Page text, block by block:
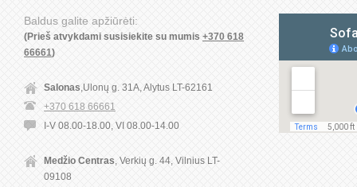
Baldus galite apžiūrėti:
(Prieš atvykdami susisiekite su mumis +370 618
66661)
Salonas ,Ulonų g. 31A, Alytus LT-62161
+370 618 66661
I-V 08.00-18.00, VI 08.00-14.00
Medžio Centras , Verkių g. 44, Vilnius LT-
09108